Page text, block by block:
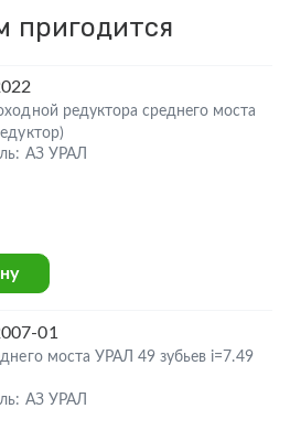
пригодится
редуктора среднего моста
АЗ УРАЛ
01
моста УРАЛ 49 зубьев i=7.49
АЗ УРАЛ